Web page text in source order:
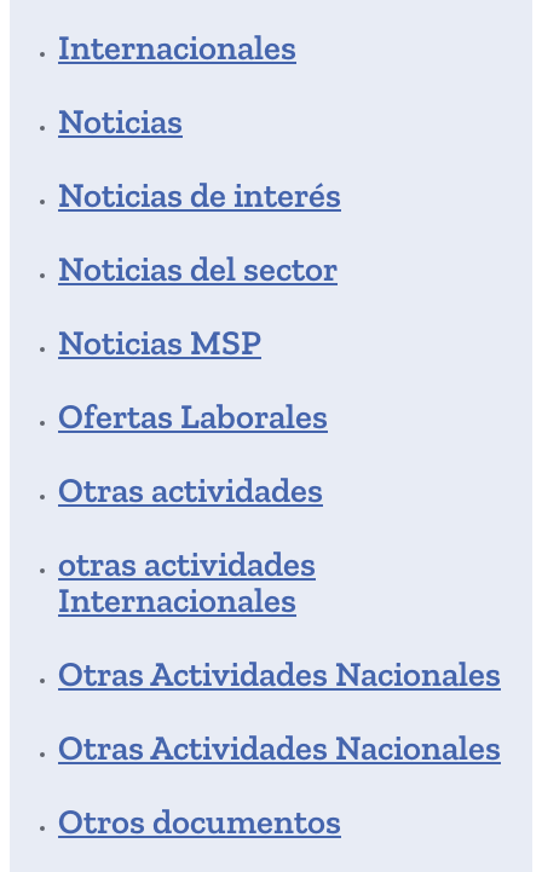
Internacionales
Noticias
Noticias de interés
Noticias del sector
Noticias MSP
Ofertas Laborales
Otras actividades
otras actividades
Internacionales
Otras Actividades Nacionales
Otras Actividades Nacionales
Otros documentos